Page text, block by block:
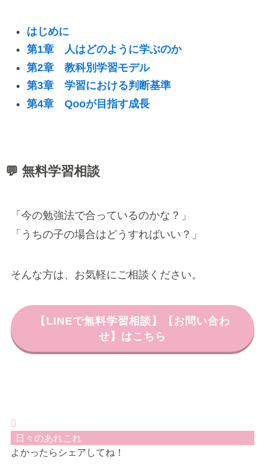
はじめに
第1章 人はどのように学ぶのか
第2章 教科別学習モデル
第3章 学習における判断基準
第4章 Qooが目指す成長
💬 無料学習相談
「今の勉強法で合っているのかな？」
「うちの子の場合はどうすればいい？」
そんな方は、お気軽にご相談ください。
【LINEで無料学習相談】【お問い合わ
せ】はこちら
日々のあれこれ
よかったらシェアしてね！